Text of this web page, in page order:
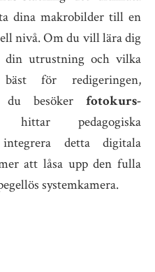
dina makrobilder till en
nivå. Om du vill lära dig
utrustning och vilka
för redigeringen,
du besöker fotokurs-
pedagogiska
detta digitala
att låsa upp den fulla
systemkamera.